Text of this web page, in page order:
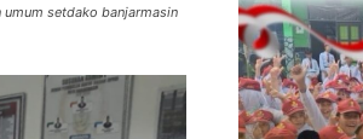
umum setdako banjarmasin